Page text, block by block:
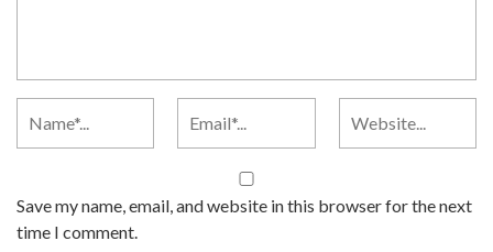
Save my name, email, and website in this browser for the next
time I comment.